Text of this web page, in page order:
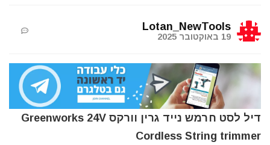
Lotan_NewTools
19 באוקטובר 2025
דיל לסט חרמש נייד גרין וורקס Greenworks 24V
Cordless String trimmer